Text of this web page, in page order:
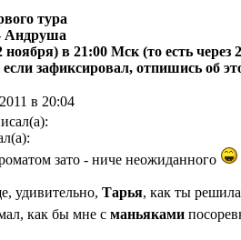
тура
Андруша
ноября) в 21:00 Мск (то есть через
если зафиксировал, отпишись об
в 20:04
зато - ниче неожиданного
удивительно, Тарья, как ты
как бы мне с маньяками